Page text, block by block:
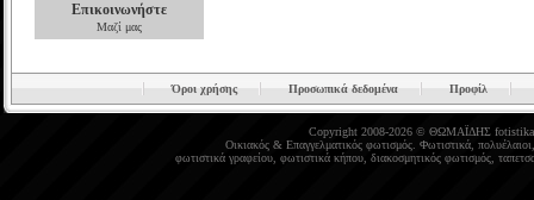
Επικοινωνήστε
Μαζί μας
Όροι χρήσης Προσωπικά δεδομένα Προφίλ
Copyright 2008-2026 © ΘΩΜΑΪΔΗΣ
Οικιακός& Επαγγελματικός φωτισμός. Φωτιστικά, πολυέλαιοι
φωτιστικά γραφείου, φωτιστικά κήπου, διακοσμητικός φωτισμός,